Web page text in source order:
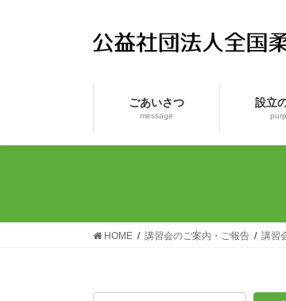
ごあいさつ
message
設立
HOME 講習会のご案内・ご報告 講習